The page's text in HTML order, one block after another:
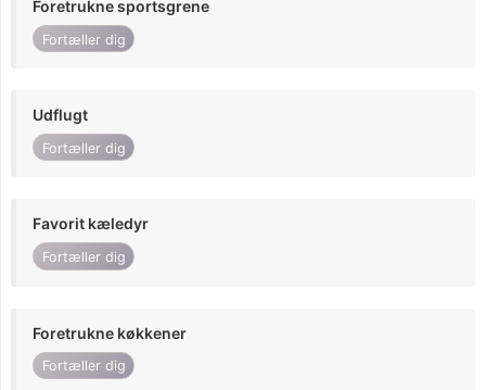
Foretrukne sportsgrene
Fortæller dig
Udflugt
Fortæller dig
Favorit kæledyr
Fortæller dig
Foretrukne køkkener
Fortæller dig